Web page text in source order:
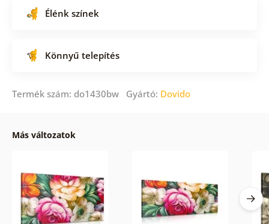
Élénk színek
Könnyű telepítés
Termék szám: do1430bw Gyártó: Dovido
Más változatok